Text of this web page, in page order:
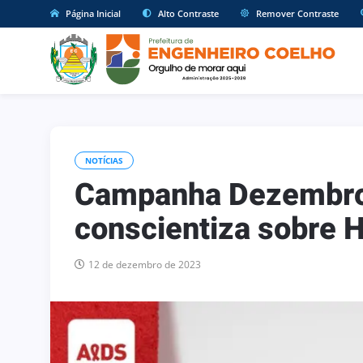
Página Inicial Alto Contraste Remover Contraste
NOTÍCIAS
Campanha
conscientiza sobre
12 de dezembro de 2023